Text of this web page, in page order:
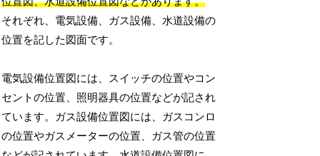
それぞれ、電気設備、ガス設備、水道設備の
位置を記した図面です。
電気設備位置図には、スイッチの位置やコン
セントの位置、照明器具の位置などが記され
ています。ガス設備位置図には、ガスコンロ
の位置やガスメーターの位置、ガス管の位置